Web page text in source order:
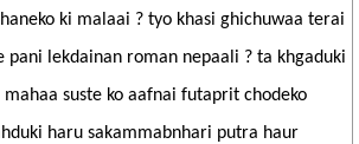
ki malaai ? tyo khasi ghichuwaa terai
pani lekdainan roman nepaali ? ta khgaduki
mahaa suste ko aafnai futaprit chodeko
haru sakammabnhari putra haur